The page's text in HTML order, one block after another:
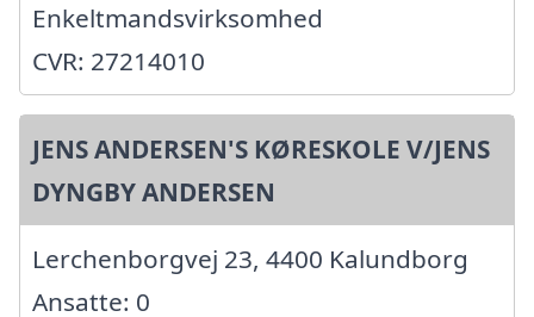
Enkeltmandsvirksomhed
CVR: 27214010
JENS ANDERSEN'S KØRESKOLE V/JENS
DYNGBY ANDERSEN
Lerchenborgvej 23, 4400 Kalundborg
Ansatte: 0